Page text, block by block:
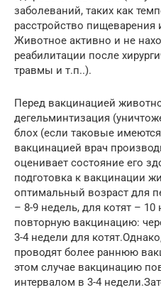
заболеваний, таких как
расстройство пищеварения
Животное активно и не
реабилитации после
травмы и т.п..).
Перед вакцинацией
дегельминтизация
блох (если таковые
вакцинацией врач
оценивает состояние его
подготовка к вакцинации
оптимальный возраст для
– 8-9 недель, для котят –
повторную вакцинацию:
3-4 недели для
проводят более раннюю
этом случае вакцинацию
интервалом в 3-4